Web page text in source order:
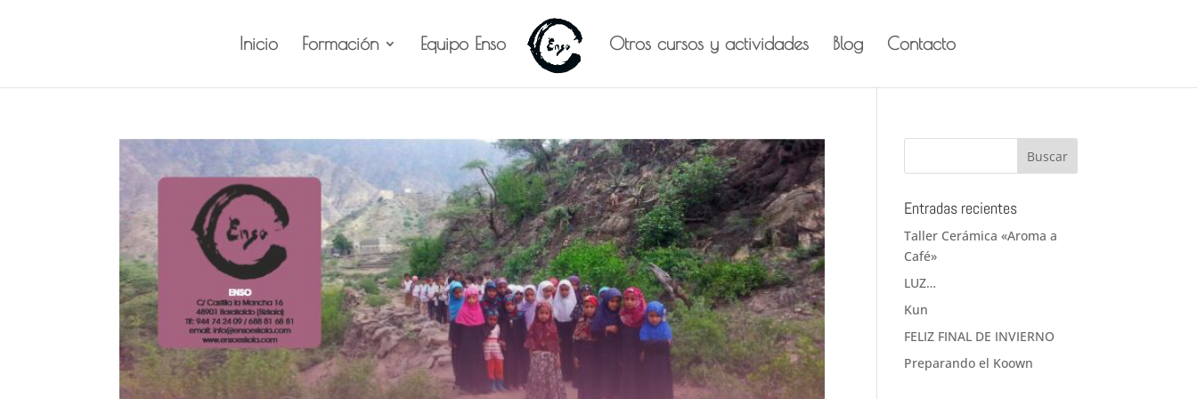
Inicio Formación Equipo Enso Otros cursos y actividades Blog Contacto
Entradas recientes
Taller Cerámica «Aroma a
Café»
LUZ…
Kun
FELIZ FINAL DE INVIERNO
Preparando el Koown